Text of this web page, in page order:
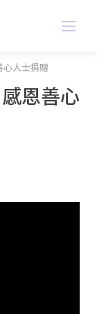
心人士捐贈
恩善心